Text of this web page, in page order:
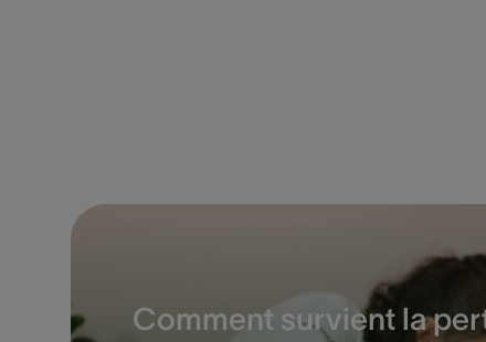
Comment survient la